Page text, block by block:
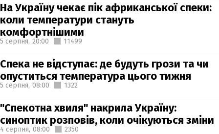
На Україну чекає пік африканської спеки:
коли температури стануть
комфортнішими
5 серпня, 20:00 11499
Спека не відступає: де будуть грози та чи
опуститься температура цього тижня
5 серпня, 08:00 1322
"Спекотна хвиля" накрила Україну:
синоптик розповів, коли очікуються зміни
4 серпня, 08:00 2350